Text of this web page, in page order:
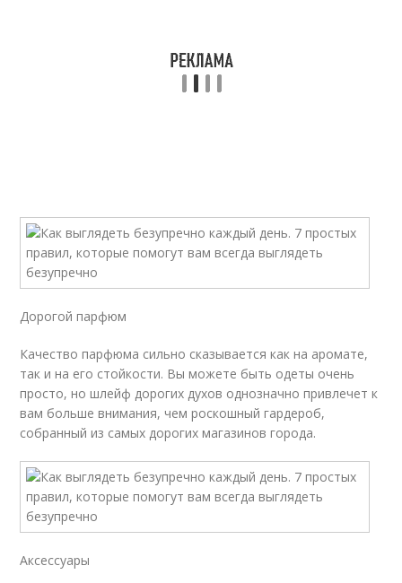
Дорогой парфюм
Качество парфюма сильно сказывается как на аромате,
так и на его стойкости. Вы можете быть одеты очень
просто, но шлейф дорогих духов однозначно привлечет к
вам больше внимания, чем роскошный гардероб,
собранный из самых дорогих магазинов города.
Аксессуары